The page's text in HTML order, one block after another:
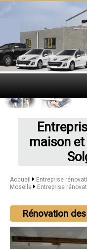
maison
Accueil
Entreprise
Moselle
Entreprise
Rénovation